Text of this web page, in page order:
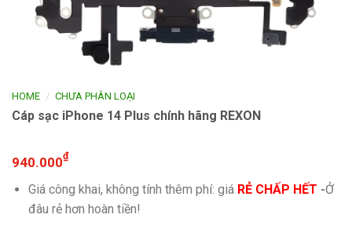
HOME / CHƯA PHÂN LOẠI
Cáp sạc iPhone 14 Plus chính hãng REXON
940.000₫
Giá công khai, không tính thêm phí: giá RẺ CHẤP HẾT -Ở
đâu rẻ hơn hoàn tiền!